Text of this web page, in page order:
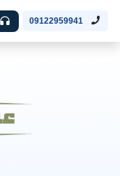
09122959941